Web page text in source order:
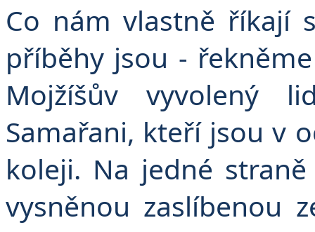
Co nám vlastně říkají
příběhy jsou -
Mojžíšův vyvolený
Samařani, kteří jsou v
koleji. Na jedné
vysněnou zaslíbenou